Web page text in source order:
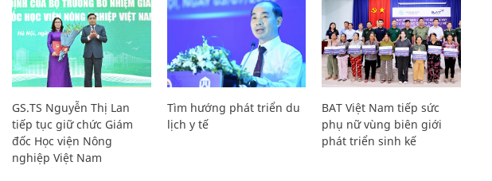
GS.TS Nguyễn Thị Lan
tiếp tục giữ chức Giám
đốc Học viện Nông
nghiệp Việt Nam
Tìm hướng phát triển du
lịch y tế
BAT Việt Nam tiếp sức
phụ nữ vùng biên giới
phát triển sinh kế